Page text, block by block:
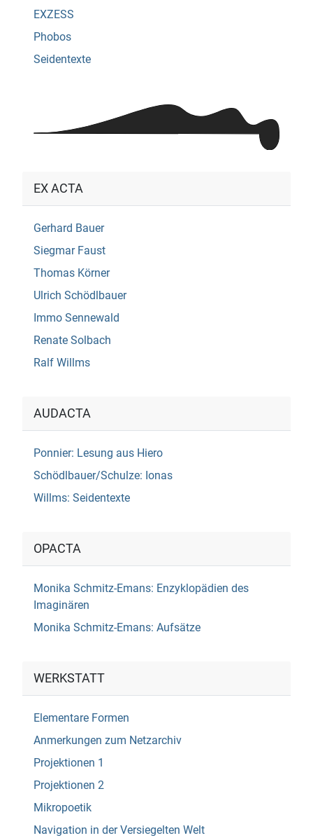
EXZESS
Phobos
Seidentexte
EX ACTA
Gerhard Bauer
Siegmar Faust
Thomas Körner
Ulrich Schödlbauer
Immo Sennewald
Renate Solbach
Ralf Willms
AUDACTA
Ponnier: Lesung aus Hiero
Schödlbauer/Schulze: Ionas
Willms: Seidentexte
OPACTA
Monika Schmitz-Emans: Enzyklopädien des
Imaginären
Monika Schmitz-Emans: Aufsätze
WERKSTATT
Elementare Formen
Anmerkungen zum Netzarchiv
Projektionen 1
Projektionen 2
Mikropoetik
Navigation in der Versiegelten Welt